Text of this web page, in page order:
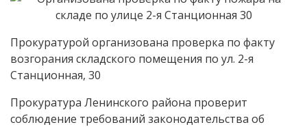
Прокуратурой организована проверка по факту
возгорания складского помещения по ул. 2-я
Станционная, 30
Прокуратура Ленинского района проверит
соблюдение требований законодательства об